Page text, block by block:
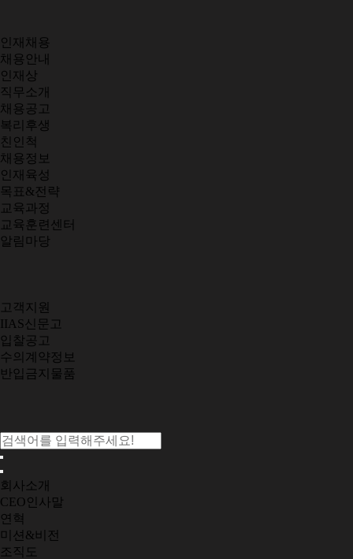
인재채용
채용안내
인재상
직무소개
채용공고
복리후생
친인척
채용정보
인재육성
목표&전략
교육과정
교육훈련센터
알림마당
고객지원
IIAS신문고
입찰공고
수의계약정보
반입금지물품
회사소개
CEO인사말
연혁
미션&비전
조직도